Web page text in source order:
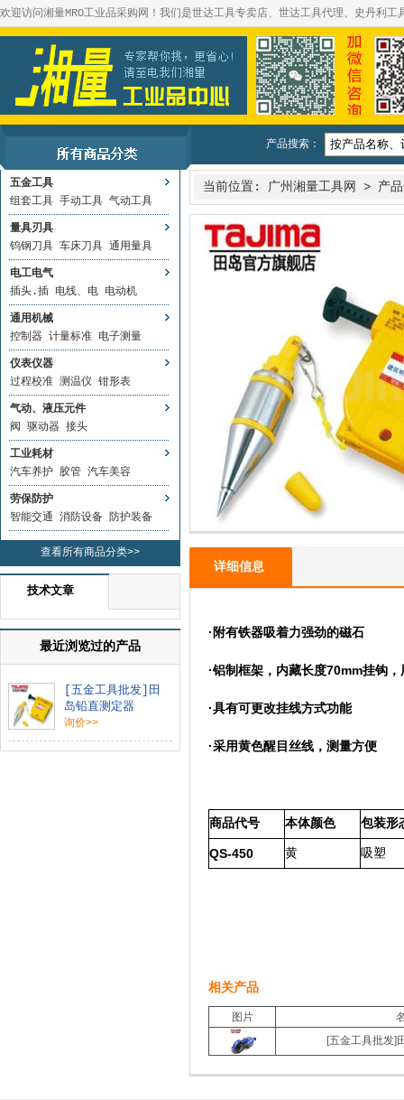
欢迎访问湘量MRO工业品采购网！我们是世达工具专卖店、世达工具代理、史丹利
产品搜索：
五金工具
组套工具 手动工具 气动工具
量具刃具
钨钢刀具 车床刀具 通用量具
电工电气
插头.插 电线、电 电动机
通用机械
控制器 计量标准 电子测量
仪表仪器
过程校准 测温仪 钳形表
气动、液压元件
阀
驱动器 接头
工业耗材
汽车养护 胶管 汽车美容
劳保防护
智能交通 消防设备 防护装备
查看所有商品分类>>
技术文章
最近浏览过的产品
[五金工具批发]田
岛铅直测定器
询价>>
当前位置: 广州湘量工具网 > 产
详细信息
·附有铁器吸着力强劲的磁石
·铝制框架，内藏长度70mm挂钩
·具有可更改挂线方式功能
·采用黄色醒目丝线，测量方便
商品代号 本体颜色 包装形
QS-450 黄 吸塑
相关产品
图片
[五金工具批发]